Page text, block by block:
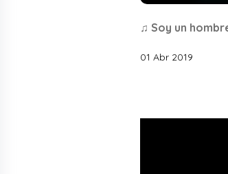
♫ Soy un
01 Abr 2019